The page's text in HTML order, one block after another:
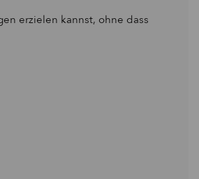
erzielen kannst, ohne dass